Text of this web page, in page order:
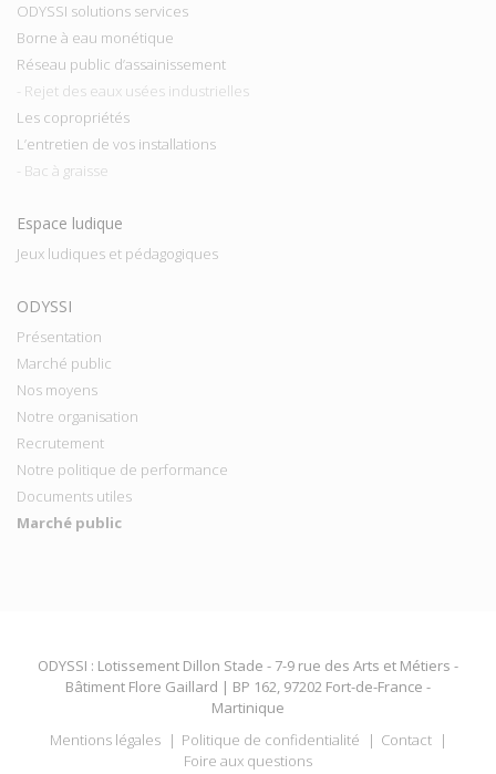
ODYSSI solutions services
Borne à eau monétique
Réseau public d’assainissement
- Rejet des eaux usées industrielles
Les copropriétés
L’entretien de vos installations
- Bac à graisse
Espace ludique
Jeux ludiques et pédagogiques
ODYSSI
Présentation
Marché public
Nos moyens
Notre organisation
Recrutement
Notre politique de performance
Documents utiles
Marché public
ODYSSI : Lotissement Dillon Stade - 7-9 rue des Arts et Métiers -
Bâtiment Flore Gaillard | BP 162, 97202 Fort-de-France -
Martinique
Mentions légales
Politique de confidentialité
Contact
Foire aux questions